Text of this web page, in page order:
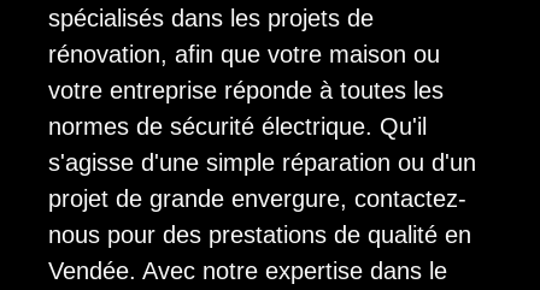
spécialisés dans les projets de
rénovation, afin que votre maison ou
votre entreprise réponde à toutes les
normes de sécurité électrique. Qu'il
s'agisse d'une simple réparation ou d'un
projet de grande envergure, contactez-
nous pour des prestations de qualité en
Vendée. Avec notre expertise dans le